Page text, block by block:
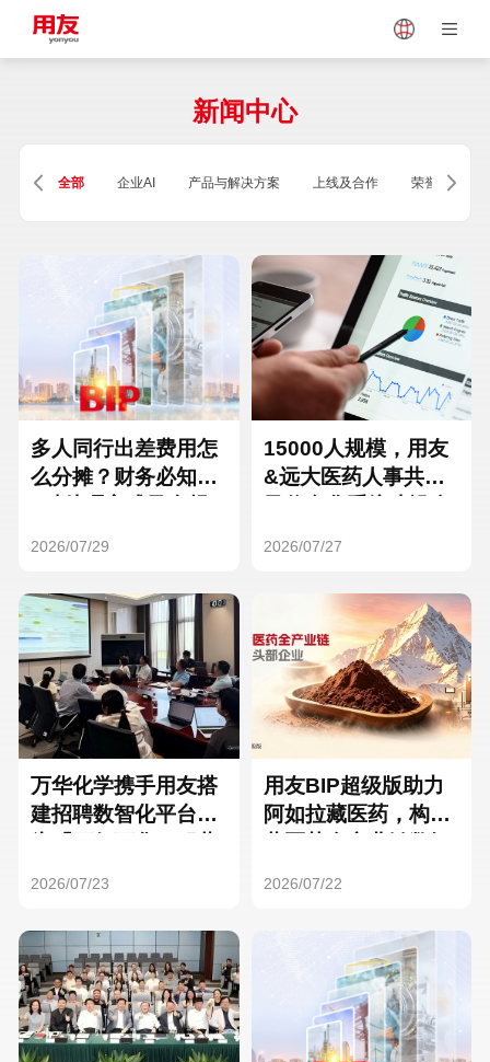
Vietnam
Singapore Malaysia
Thailand
Turkey
Hungary Mexico
Hong Kong Macau
新闻中心
全部 企业AI 产品与解决方案 上线及合作 荣誉及资质
多人同行出差费用怎
么分摊？财务必知的
2026/07/29
15000人规模，用友
&远大医药人事共享
2026/07/27
万华化学携手用友搭
建招聘数智化平台，
2026/07/23
用友BIP超级版助力
阿如拉藏医药，构建
2026/07/22